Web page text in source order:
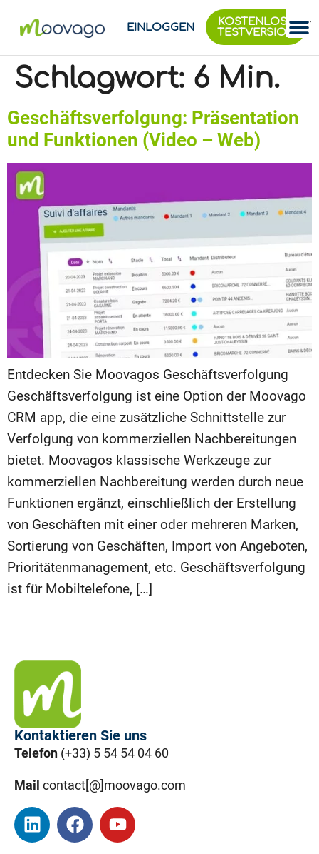
EINLOGGEN
KOSTENLOSE
TESTVERSION
Schlagwort: 6 Min.
Geschäftsverfolgung: Präsentation
und Funktionen (Video – Web)
Entdecken Sie Moovagos Geschäftsverfolgung
Geschäftsverfolgung ist eine Option der Moovago
CRM app, die eine zusätzliche Schnittstelle zur
Verfolgung von kommerziellen Nachbereitungen
bietet. Moovagos klassische Werkzeuge zur
kommerziellen Nachbereitung werden durch neue
Funktionen ergänzt, einschließlich der Erstellung
von Geschäften mit einer oder mehreren Marken,
Sortierung von Geschäften, Import von Angeboten,
Prioritätenmanagement, etc. Geschäftsverfolgung
ist für Mobiltelefone, […]
Kontaktieren Sie uns
Telefon (+33) 5 54 54 04 60
Mail contact[@]moovago.com